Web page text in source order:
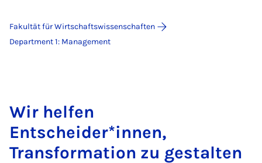
Fakultät für Wirtschaftswissenschaften
Department 1: Management
Wir helfen
Entscheider*innen,
Transformation zu gestalten